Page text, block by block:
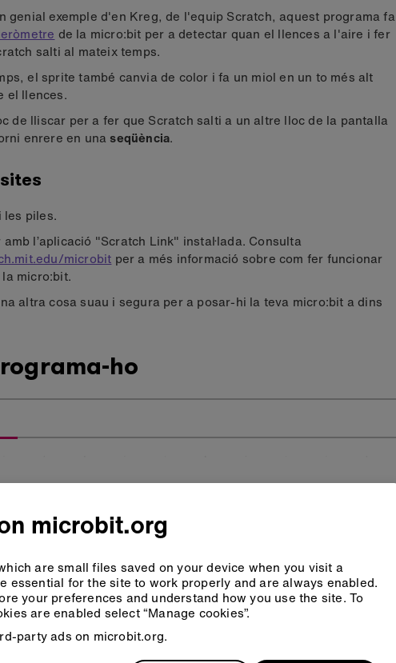
genial exemple d'en Kreg, de l'equip Scratch, aquest programa fa
de la micro:bit per a detectar quan el llences a l'aire i fer
salti al mateix temps.
el sprite també canvia de color i fa un miol en un to més alt
el llences.
de lliscar per a fer que Scratch salti a un altre lloc de la pantalla
enrere en una seqüència.
les piles.
l’aplicació "Scratch Link" instal·lada. Consulta
microbit per a més informació sobre com fer funcionar
micro:bit.
altra cosa suau i segura per a posar-hi la teva micro:bit a dins
ho
microbit.org
are small files saved on your device when you visit a
essential for the site to work properly and are always enabled.
your preferences and understand how you use the site. To
are enabled select “Manage cookies”.
party ads on microbit.org.